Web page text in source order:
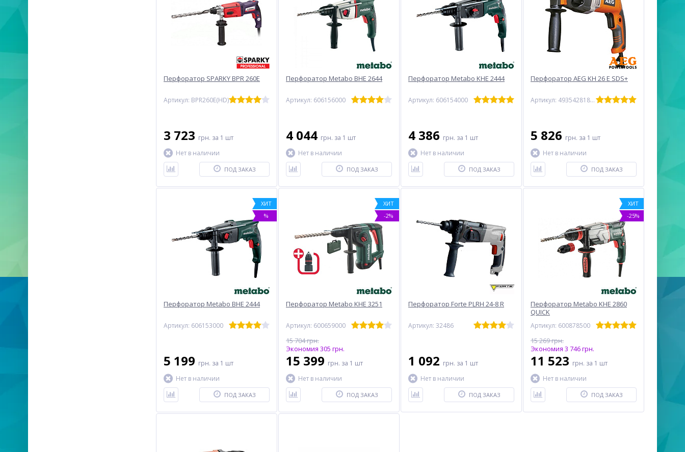
Перфоратор SPARKY BPR 260E
Артикул: BPR260E(HD)
3 723 грн. за 1 шт
Нет в наличии
ПОД ЗАКАЗ
Перфоратор Metabo BHE 2644
Артикул: 606156000
4 044 грн. за 1 шт
Нет в наличии
ПОД ЗАКАЗ
Перфоратор Metabo KHE 2444
Артикул: 606154000
4 386 грн. за 1 шт
Нет в наличии
ПОД ЗАКАЗ
Перфоратор AEG KH 26 E SDS+
Артикул: 4935428180p
5 826 грн. за 1 шт
Нет в наличии
ПОД ЗАКАЗ
ХИТ
%
Перфоратор Metabo BHE 2444
Артикул: 606153000
5 199 грн. за 1 шт
Нет в наличии
ПОД ЗАКАЗ
ХИТ
-2%
Перфоратор Metabo KHE 3251
Артикул: 600659000
15 704 грн.
Экономия 305 грн.
15 399 грн. за 1 шт
Нет в наличии
ПОД ЗАКАЗ
Перфоратор Forte PLRH 24-8 R
Артикул: 32486
1 092 грн. за 1 шт
Нет в наличии
ПОД ЗАКАЗ
ХИТ
-25%
Перфоратор Metabo KHE 2860
QUICK
Артикул: 600878500
15 269 грн.
Экономия 3 746 грн.
11 523 грн. за 1 шт
Нет в наличии
ПОД ЗАКАЗ